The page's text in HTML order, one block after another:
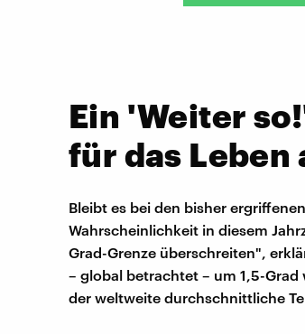
Ein 'Weiter
für das Leben
Bleibt es bei den bisher
Wahrscheinlichkeit in diesem
Grad-Grenze überschreiten",
– global betrachtet – um 1,5-
der weltweite durchschnittliche